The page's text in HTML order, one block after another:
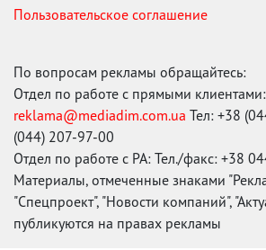
Пользовательское соглашение
По вопросам рекламы обращайтесь:
Отдел по работе с прямыми клиентами:
reklama@mediadim.com.ua Тел: +38
(044) 207-97-00
Отдел по работе с РА: Тел./факс: +38
Материалы, отмеченные знаками
"Спецпроект", "Новости компаний",
публикуются на правах рекламы